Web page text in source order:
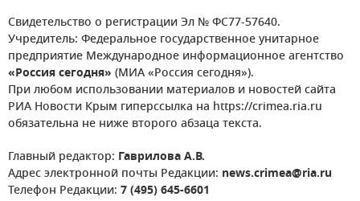
Свидетельство о регистрации Эл № ФС77-57640.
Учредитель: Федеральное государственное унитарное
предприятие Международное информационное агентство
«Россия сегодня» (МИА «Россия сегодня»).
При любом использовании материалов и новостей сайта
РИА Новости Крым гиперссылка на https://crimea.ria.ru
обязательна не ниже второго абзаца текста.
Главный редактор: Гаврилова А.В.
Адрес электронной почты Редакции: news.crimea@ria.ru
Телефон Редакции: 7 (495) 645-6601